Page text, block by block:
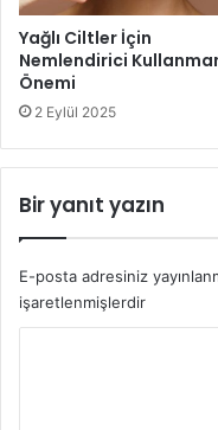
Yağlı Ciltler İçin
Nemlendirici
Önemi
2 Eylül 2025
Bir yanıt yazın
E-posta adresiniz
işaretlenmişlerdir